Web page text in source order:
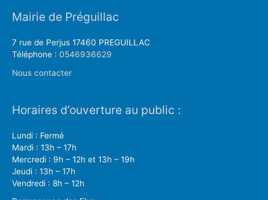
Mairie de Préguillac
7 rue de Perjus 17460 PREGUILLAC
Téléphone : 0546936629
Nous contacter
Horaires d’ouverture au public :
Lundi : Fermé
Mardi : 13h – 17h
Mercredi : 9h – 12h et 13h – 19h
Jeudi : 13h – 17h
Vendredi : 8h – 12h